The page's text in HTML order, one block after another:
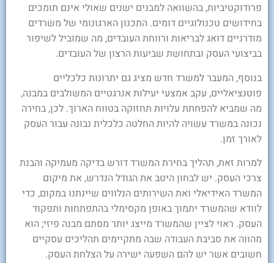
פרודוקטיביות, בהשוואה למבנים ישנים שאולי אינם תומכים
בחידושים טכנולוגיים דומים. התכנון הארגונומי של משרדים
מודרניים דואג לבריאות ורווחת העובדים, מה שמוביל לשיפור
בביצועי העסק ובתחושת שביעות הרצון של העובדים.
בנוסף, המעבר למשרד חדש מציג גם יתרונות כלכליים
פוטנציאליים, עקב אמצעי יעילות אנרגטיים המשולבים במבנה,
מה שמביא להפחתת עלויות תחזוקה בטווח הארוך. לכן, בחירה
נכונה במשרד עשויה להיות החלטה כלכלית נבונה עבור העסק
לאורך זמן.
למרות זאת, תהליך בחירת המשרד דורש בדיקה מעמיקה והבנת
צרכי העסק. יש לבחון היטב את הגודל הנדרש, את מיקום
המשרד האידיאלי ואת השירותים הנלווים שיינתנו במקום, כדי
לוודא שהמשרד יתמוך באופן מקסימלי בהתפתחות ותפקוד
העסק. ראוי לציין שהמשרד מייצג יותר מסתם מבנה פיזי; הוא
מהווה את סביבת העבודה שבה מתקיימים תהליכים עסקיים
חשובים אשר יש להם השפעה ישירה על הצלחת העסק.